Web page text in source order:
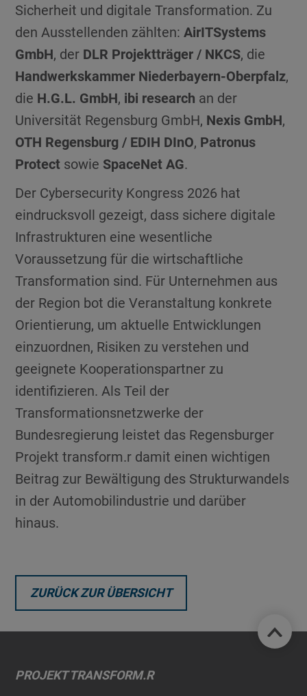
Sicherheit und digitale Transformation. Zu
den Ausstellenden zählten:AirITSystems
GmbH, der DLR Projektträger / NKCS, die
Handwerkskammer Niederbayern-Oberpfalz,
die H.G.L. GmbH, ibi research an der
Universität Regensburg GmbH, Nexis GmbH,
OTH Regensburg / EDIH DInO, Patronus
Protect sowie SpaceNet AG.
Der Cybersecurity Kongress 2026 hat
eindrucksvoll gezeigt, dass sichere digitale
Infrastrukturen eine wesentliche
Voraussetzung für die wirtschaftliche
Transformation sind. Für Unternehmen aus
der Region bot die Veranstaltung konkrete
Orientierung, um aktuelle Entwicklungen
einzuordnen, Risiken zu verstehen und
geeignete Kooperationspartner zu
identifizieren. Als Teil der
Transformationsnetzwerke der
Bundesregierung leistet das Regensburger
Projekt transform.r damit einen wichtigen
Beitrag zur Bewältigung des Strukturwandels
in der Automobilindustrie und darüber
hinaus.
ZURÜCK ZUR ÜBERSICHT
PROJEKT TRANSFORM.R